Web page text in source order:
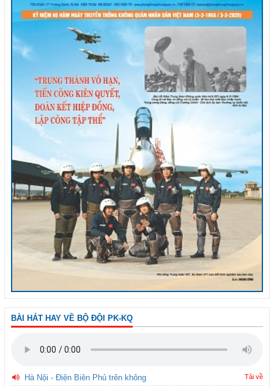
BÀI HÁT HAY VỀ BỘ ĐỘI PK-KQ
Hà Nội - Điện Biên Phủ trên không Tải về